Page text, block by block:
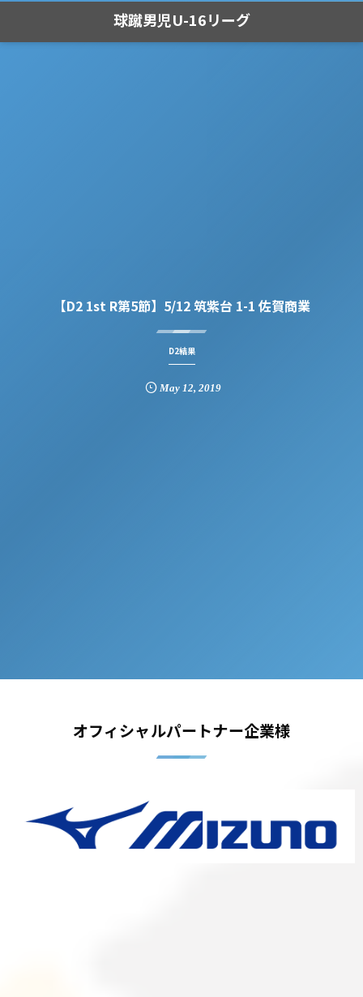
球蹴男児U-16リーグ
【D2 1st R第5節】5/12 筑紫台 1-1 佐賀商業
D2結果
May 12, 2019
オフィシャルパートナー企業様